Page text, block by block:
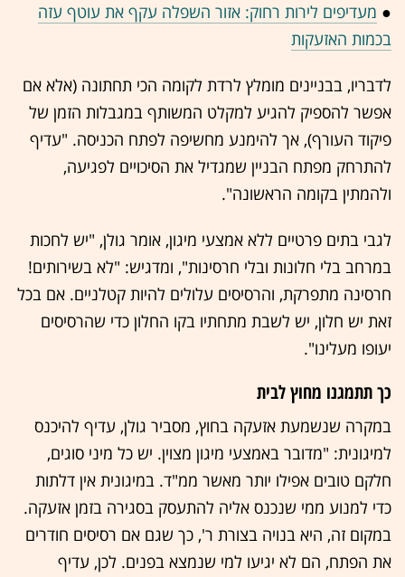
● מעדיפים לירות רחוק: אזור השפלה עקף את עוטף עזה
בכמות האזעקות
לדבריו, בבניינים מומלץ לרדת לקומה הכי תחתונה (אלא אם
אפשר להספיק להגיע למקלט המשותף במגבלות הזמן של
פיקוד העורף), אך להימנע מחשיפה לפתח הכניסה. "עדיף
להתרחק מפתח הבניין שמגדיל את הסיכויים לפגיעה,
ולהמתין בקומה הראשונה".
לגבי בתים פרטיים ללא אמצעי מיגון, אומר גולן, "יש לחכות
במרחב בלי חלונות ובלי חרסינות", ומדגיש: "לא בשירותים!
חרסינה מתפרקת, והרסיסים עלולים להיות קטלניים. אם בכל
זאת יש חלון, יש לשבת מתחתיו בקו החלון כדי שהרסיסים
יעופו מעלינו".
כך תתמגנו מחוץ לבית
במקרה שנשמעת אזעקה בחוץ, מסביר גולן, עדיף להיכנס
למיגונית: "מדובר באמצעי מיגון מצוין. יש כל מיני סוגים,
חלקם טובים אפילו יותר מאשר ממ"ד. במיגונית אין דלתות
כדי למנוע ממי שנכנס אליה להתעסק בסגירה בזמן אזעקה.
במקום זה, היא בנויה בצורת ר', כך שגם אם רסיסים חודרים
את הפתח, הם לא יגיעו למי שנמצא בפנים. לכן, עדיף